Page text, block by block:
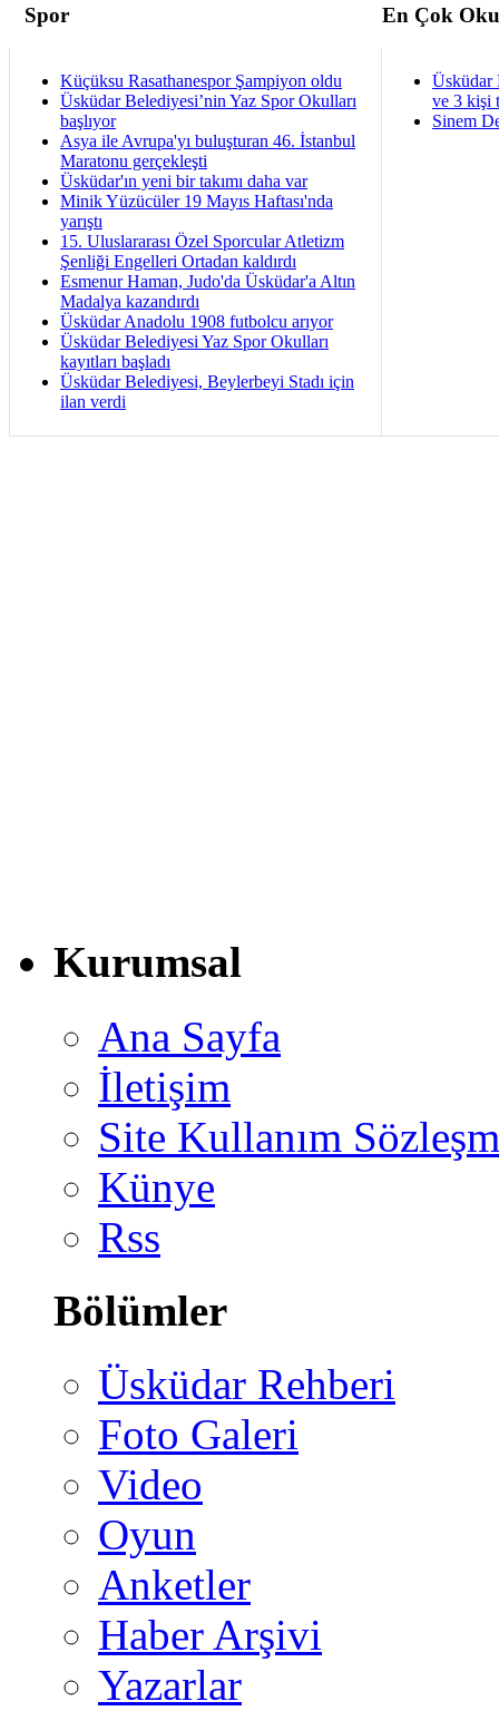
Spor En Çok
Küçüksu Rasathanespor Şampiyon oldu
Üsküdar Belediyesi’nin Yaz Spor Okulları
başlıyor
Asya ile Avrupa'yı buluşturan 46. İstanbul
Maratonu gerçekleşti
Üsküdar'ın yeni bir takımı daha var
Minik Yüzücüler 19 Mayıs Haftası'nda
yarıştı
15. Uluslararası Özel Sporcular Atletizm
Şenliği Engelleri Ortadan kaldırdı
Esmenur Haman, Judo'da Üsküdar'a Altın
Madalya kazandırdı
Üsküdar Anadolu 1908 futbolcu arıyor
Üsküdar Belediyesi Yaz Spor Okulları
kayıtları başladı
Üsküdar Belediyesi, Beylerbeyi Stadı için
ilan verdi
Üsküdar
ve 3 kişi
Sinem
Kurumsal
Ana Sayfa
İletişim
Site Kullanım
Künye
Rss
Bölümler
Üsküdar Rehberi
Foto Galeri
Video
Oyun
Anketler
Haber Arşivi
Yazarlar